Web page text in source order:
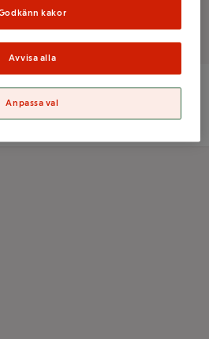
kakor
Avvisa alla
Anpassa val